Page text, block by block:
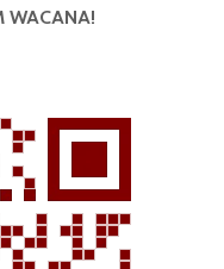
WACANA!